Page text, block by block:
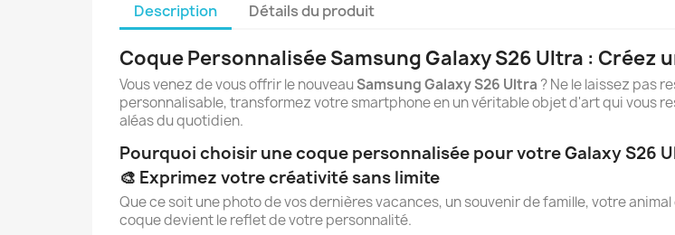
Description Détails du produit
Coque Personnalisée Samsung Galaxy S26 Ultra : Créez
Vous venez de vous offrir le nouveauSamsung Galaxy S26 Ultra ? Ne le laissez pas
personnalisable, transformez votre smartphone en un véritable objet d'art qui vous
aléas du quotidien.
Pourquoi choisir une coque personnalisée pour votre Galaxy S26
🎨 Exprimez votre créativité sans limite
Que ce soit une photo de vos dernières vacances, un souvenir de famille, votre
coque devient le reflet de votre personnalité.